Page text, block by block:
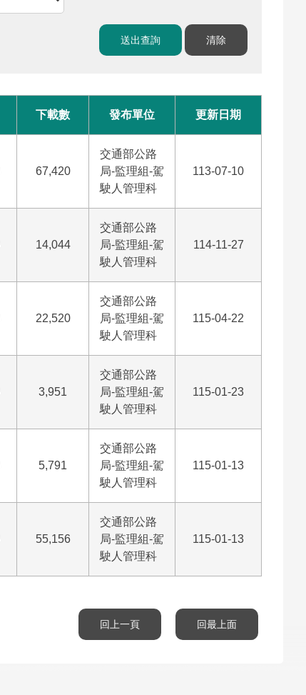
下載數 發布單位 更新日期
67,420
交通部公路
局-監理組-駕
駛人管理科
113-07-10
14,044
交通部公路
局-監理組-駕
駛人管理科
114-11-27
22,520
交通部公路
局-監理組-駕
駛人管理科
115-04-22
3,951
交通部公路
局-監理組-駕
駛人管理科
115-01-23
5,791
交通部公路
局-監理組-駕
駛人管理科
115-01-13
55,156
交通部公路
局-監理組-駕
駛人管理科
115-01-13
回上一頁 回最上面